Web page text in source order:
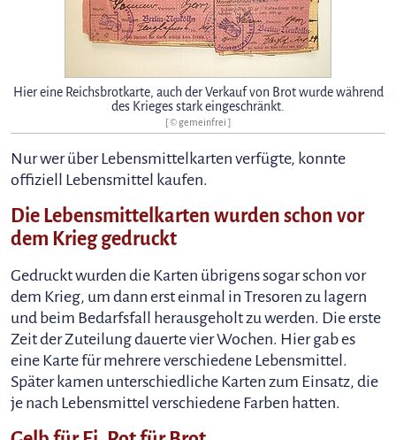
Hier eine Reichsbrotkarte, auch der Verkauf von Brot wurde während
des Krieges stark eingeschränkt.
[ © gemeinfrei ]
Nur wer über Lebensmittelkarten verfügte, konnte
offiziell Lebensmittel kaufen.
Die Lebensmittelkarten wurden schon vor
dem Krieg gedruckt
Gedruckt wurden die Karten übrigens sogar schon vor
dem Krieg, um dann erst einmal in Tresoren zu lagern
und beim Bedarfsfall herausgeholt zu werden. Die erste
Zeit der Zuteilung dauerte vier Wochen. Hier gab es
eine Karte für mehrere verschiedene Lebensmittel.
Später kamen unterschiedliche Karten zum Einsatz, die
je nach Lebensmittel verschiedene Farben hatten.